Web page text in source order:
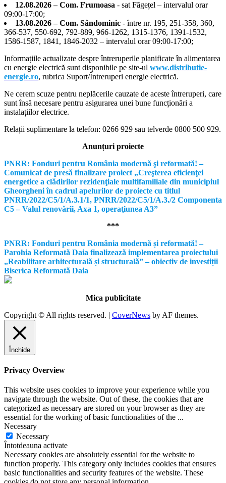
12.08.2026 – Com. Frumoasa - sat Făgețel – intervalul orar
09:00-17:00;
13.08.2026 – Com. Sândominic - între nr. 195, 251-358, 360,
366-537, 550-692, 792-889, 966-1262, 1315-1376, 1391-1532,
1586-1587, 1841, 1846-2032 – intervalul orar 09:00-17:00;
Informațiile actualizate despre întreruperile planificate în alimentarea
cu energie electrică sunt disponibile pe site-ul www.distributie-
energie.ro, rubrica Suport/Întreruperi energie electrică.
Ne cerem scuze pentru neplăcerile cauzate de aceste întreruperi, care
sunt însă necesare pentru asigurarea unei bune funcționări a
instalațiilor electrice.
Relații suplimentare la telefon: 0266 929 sau telverde 0800 500 929.
Anunțuri proiecte
PNRR: Fonduri pentru România modernă şi reformată! –
Comunicat de presă finalizare proiect „Creşterea eficienţei
energetice a clădirilor rezidenţiale multifamiliale din municipiul
Gheorgheni în cadrul apelurilor de proiecte cu titlul
PNRR/2022/C5/1/A.3.1/1, PNRR/2022/C5/1/A.3./2 Componenta
C5 – Valul renovării, Axa 1, operaţiunea A3”
***
PNRR: Fonduri pentru România modernă și reformată! –
Parohia Reformată Daia finalizează implementarea proiectului
„Reabilitare arhitecturală și structurală” – obiectiv de investiții
Biserica Reformată Daia
Mica publicitate
Copyright © All rights reserved. | CoverNews by AF themes.
Închide
Privacy Overview
This website uses cookies to improve your experience while you
navigate through the website. Out of these, the cookies that are
categorized as necessary are stored on your browser as they are
essential for the working of basic functionalities of the ...
Necessary
Necessary
Întotdeauna activate
Necessary cookies are absolutely essential for the website to
function properly. This category only includes cookies that ensures
basic functionalities and security features of the website. These